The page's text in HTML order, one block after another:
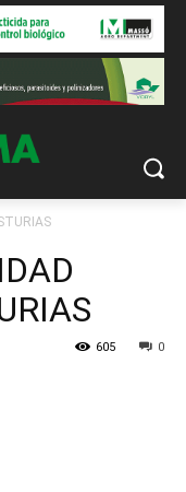
0
605